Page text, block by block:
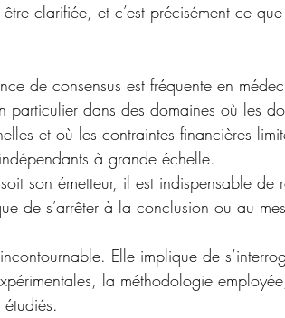
clarifiée, et c’est précisément ce
de consensus est fréquente en
dans des domaines où les
et où les contraintes financières
à grande échelle.
son émetteur, il est indispensable de
de s’arrêter à la conclusion ou au
Elle implique de
la méthodologie